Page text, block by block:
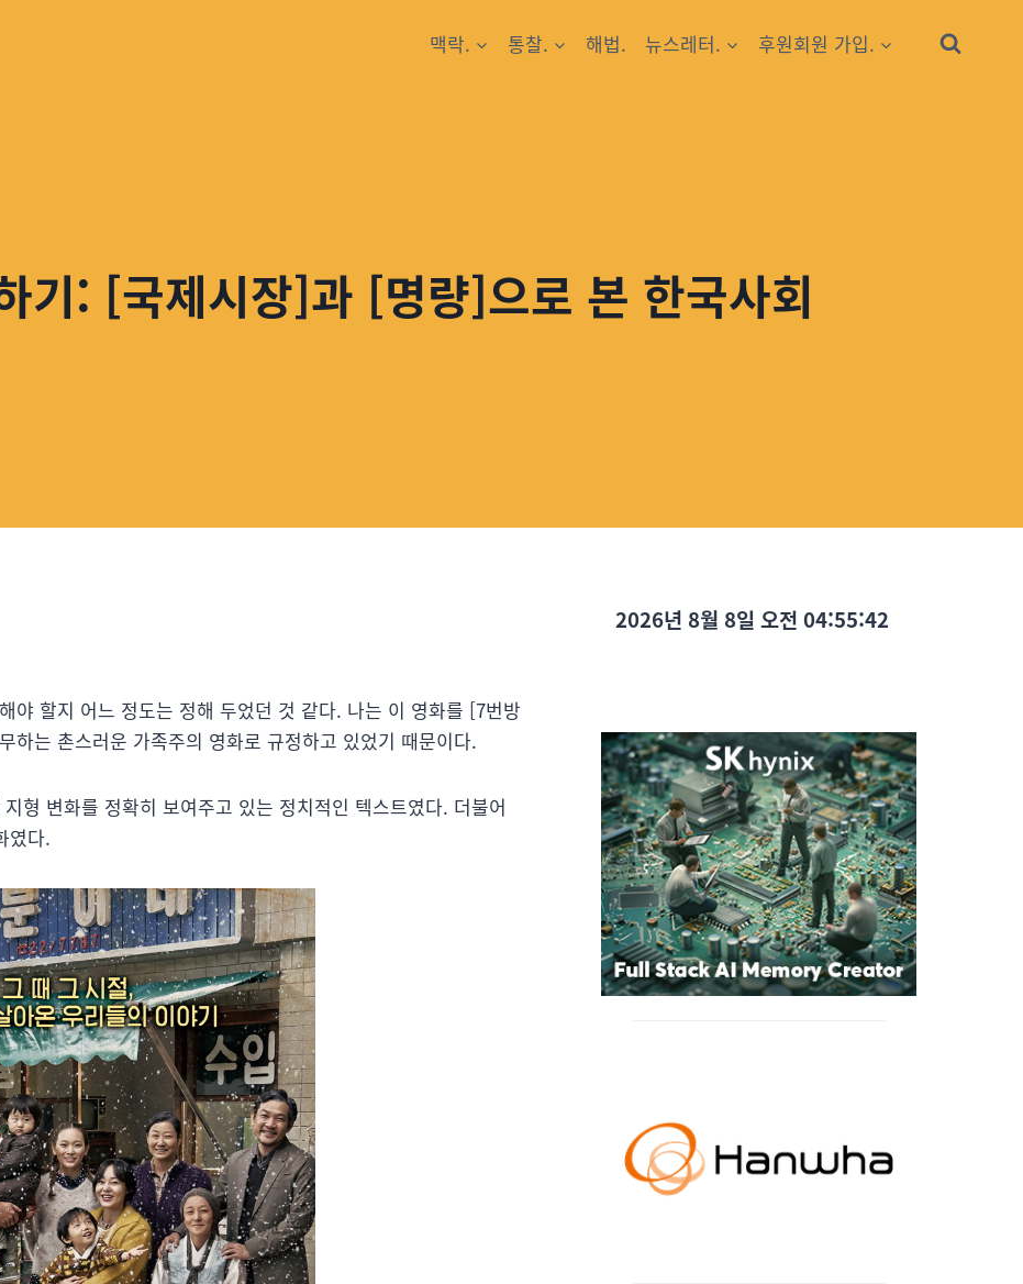
맥락. 통찰. 해법. 뉴스레터. 후원회원 가입.
기: [국제시장]과 [명량]으로 본 한국사회
야 할지 어느 정도는 정해 두었던 것 같다. 나는 이 영화를 [7번방
하는 촌스러운 가족주의 영화로 규정하고 있었기 때문이다.
형 변화를 정확히 보여주고 있는 정치적인 텍스트였다. 더불어
였다.
2026년 8월 8일 오전 04:55:43